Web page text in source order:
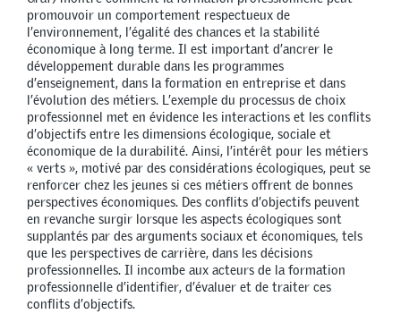
promouvoir un comportement respectueux de
l’environnement, l’égalité des chances et la stabilité
économique à long terme. Il est important d’ancrer le
développement durable dans les programmes
d’enseignement, dans la formation en entreprise et dans
l’évolution des métiers. L’exemple du processus de choix
professionnel met en évidence les interactions et les conflits
d’objectifs entre les dimensions écologique, sociale et
économique de la durabilité. Ainsi, l’intérêt pour les métiers
« verts », motivé par des considérations écologiques, peut se
renforcer chez les jeunes si ces métiers offrent de bonnes
perspectives économiques. Des conflits d’objectifs peuvent
en revanche surgir lorsque les aspects écologiques sont
supplantés par des arguments sociaux et économiques, tels
que les perspectives de carrière, dans les décisions
professionnelles. Il incombe aux acteurs de la formation
professionnelle d’identifier, d’évaluer et de traiter ces
conflits d’objectifs.